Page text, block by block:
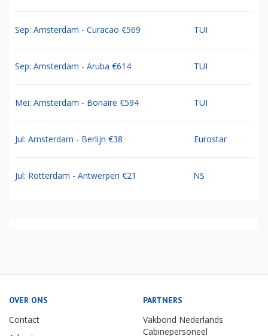
Sep: Amsterdam - Curacao €569 TUI
Sep: Amsterdam - Aruba €614 TUI
Mei: Amsterdam - Bonaire €594 TUI
Jul: Amsterdam - Berlijn €38 Eurostar
Jul: Rotterdam - Antwerpen €21 NS
OVER ONS
Contact
PARTNERS
Vakbond Nederlands
Cabinepersoneel